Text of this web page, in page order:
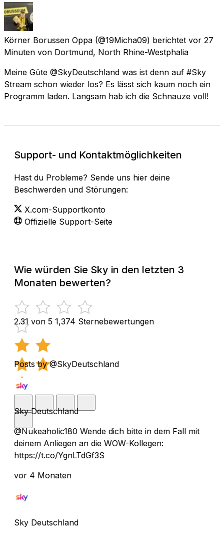
Körner Borussen Oppa (@19Micha09) berichtet vor 27
Minuten von Dortmund, North Rhine-Westphalia
Meine Güte @SkyDeutschland was ist denn auf #Sky
Stream schon wieder los? Es lässt sich kaum noch ein
Programm laden. Langsam hab ich die Schnauze voll!
Support- und Kontaktmöglichkeiten
Hast du Probleme? Sende uns hier deine
Beschwerden und Störungen:
X.com-Supportkonto
Offizielle Support-Seite
Wie würden Sie Sky in den letzten 3
Monaten bewerten?
2.31 von 5 1,374 Sternebewertungen
Posts by @SkyDeutschland
Sky Deutschland
@Nukeaholic180 Wende dich bitte in dem Fall mit
deinem Anliegen an die WOW-Kollegen:
https://t.co/YgnLTdGf3S
vor 4 Monaten
Sky Deutschland